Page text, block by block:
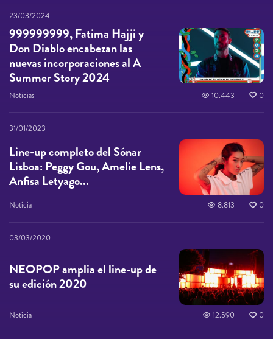
23/03/2024
999999999, Fatima Hajji y
Don Diablo encabezan las
nuevas incorporaciones al A
Summer Story 2024
Noticias 10.443 0
31/01/2023
Line-up completo del Sónar
Lisboa: Peggy Gou, Amelie Lens,
Anfisa Letyago...
Noticia 8.813 0
03/03/2020
NEOPOP amplia el line-up de
su edición 2020
Noticia 12.590 0